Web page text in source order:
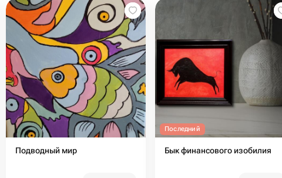
Подводный мир
Последний
Бык финансового изобилия